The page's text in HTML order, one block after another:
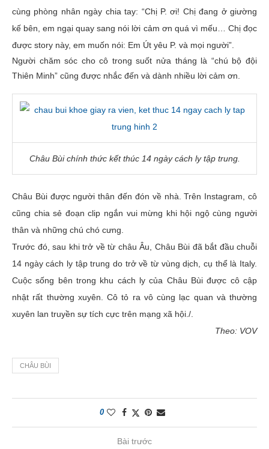
cùng phòng nhân ngày chia tay: “Chị P. ơi! Chị đang ở giường
kế bên, em ngại quay sang nói lời cảm ơn quá vì mếu… Chị đọc
được story này, em muốn nói: Em Út yêu P. và mọi người”.
Người chăm sóc cho cô trong suốt nửa tháng là “chú bộ đội
Thiên Minh” cũng được nhắc đến và dành nhiều lời cảm ơn.
Châu Bùi chính thức kết thúc 14 ngày cách ly tập trung.
Châu Bùi được người thân đến đón về nhà. Trên Instagram, cô
cũng chia sẻ đoạn clip ngắn vui mừng khi hội ngộ cùng người
thân và những chú chó cưng.
Trước đó, sau khi trở về từ châu Âu, Châu Bùi đã bắt đầu chuỗi
14 ngày cách ly tập trung do trở về từ vùng dịch, cụ thể là Italy.
Cuộc sống bên trong khu cách ly của Châu Bùi được cô cập
nhật rất thường xuyên. Cô tỏ ra vô cùng lạc quan và thường
xuyên lan truyền sự tích cực trên mạng xã hội./.
Theo: VOV
CHÂU BÙI
0
Bài trước